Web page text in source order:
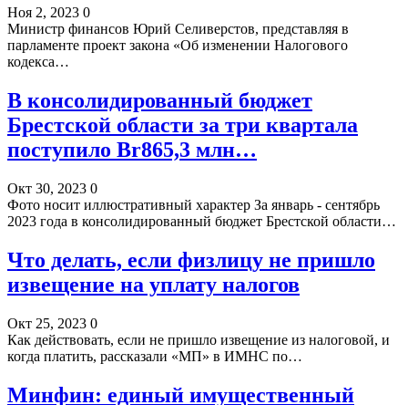
Ноя 2, 2023 0
Министр финансов Юрий Селиверстов, представляя в
парламенте проект закона «Об изменении Налогового
кодекса…
В консолидированный бюджет
Брестской области за три квартала
поступило Br865,3 млн…
Окт 30, 2023 0
Фото носит иллюстративный характер За январь - сентябрь
2023 года в консолидированный бюджет Брестской области…
Что делать, если физлицу не пришло
извещение на уплату налогов
Окт 25, 2023 0
Как действовать, если не пришло извещение из налоговой, и
когда платить, рассказали «МП» в ИМНС по…
Минфин: единый имущественный